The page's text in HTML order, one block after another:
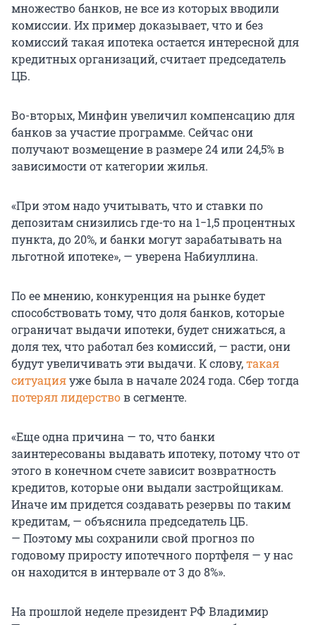
множество банков, не все из которых вводили
комиссии. Их пример доказывает, что и без
комиссий такая ипотека остается интересной для
кредитных организаций, считает председатель
ЦБ.
Во-вторых, Минфин увеличил компенсацию для
банков за участие программе. Сейчас они
получают возмещение в размере 24 или 24,5% в
зависимости от категории жилья.
«При этом надо учитывать, что и ставки по
депозитам снизились где-то на 1−1,5 процентных
пункта, до 20%, и банки могут зарабатывать на
льготной ипотеке», — уверена Набиуллина.
По ее мнению, конкуренция на рынке будет
способствовать тому, что доля банков, которые
ограничат выдачи ипотеки, будет снижаться, а
доля тех, что работал без комиссий, — расти, они
будут увеличивать эти выдачи. К слову,такая
ситуацияуже была в начале 2024 года. Сбер тогда
потерял лидерствов сегменте.
«Еще одна причина — то, что банки
заинтересованы выдавать ипотеку, потому что от
этого в конечном счете зависит возвратность
кредитов, которые они выдали застройщикам.
Иначе им придется создавать резервы по таким
кредитам, — объяснила председатель ЦБ.
— Поэтому мы сохранили свой прогноз по
годовому приросту ипотечного портфеля — у нас
он находится в интервале от 3 до 8%».
На прошлой неделе президент РФ Владимир